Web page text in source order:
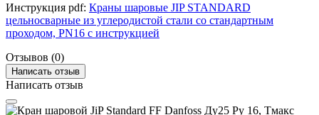
Инструкция pdf: Краны шаровые JIP STANDARD
цельносварные из углеродистой стали со стандартным
проходом, PN16 с инструкцией
Отзывов (0)
Написать отзыв
Написать отзыв